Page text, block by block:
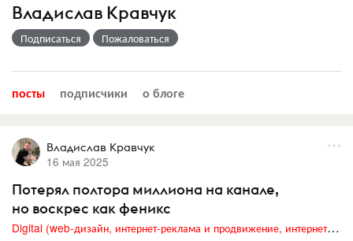
Владислав Кравчук
Подписаться Пожаловаться
посты подписчики о блоге
Владислав Кравчук
16 мая 2025
Потерял полтора миллиона на канале,
но воскрес как феникс
Digital (web-дизайн, интернет-реклама и продвижение, интернет-сообщества и блоги, интернет-коммуникации, мобильный маркетинг, реклама на цифровых экранах)